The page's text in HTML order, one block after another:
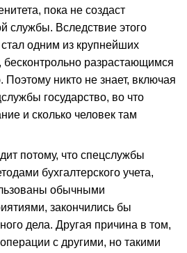
пока не создаст
службы. Вследствие этого
одним из крупнейших
разрастающимся
Поэтому никто не знает, включая
государство, во что
и сколько человек там
потому, что спецслужбы
бухгалтерского учета,
обычными
закончились бы
дела. Другая причина в том,
с другими, но такими